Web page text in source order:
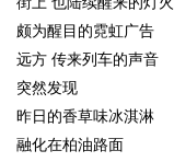
颇为醒目的霓虹广告
远方 传来列车的声音
突然发现
昨日的香草味冰淇淋
融化在柏油路面